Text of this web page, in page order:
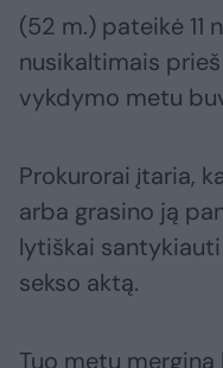
(52 m.) pateikė 11
nusikaltimais
vykdymo metu
Prokurorai įtaria,
arba grasino ją
lytiškai
sekso aktą.
Tuo metu